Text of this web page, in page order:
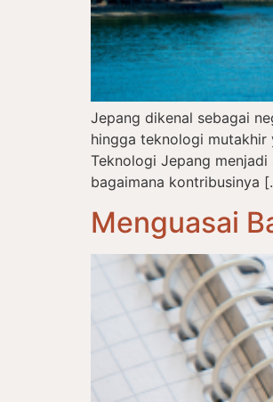
Jepang dikenal sebagai
hingga teknologi mutakhir
Teknologi Jepang
bagaimana kontribusinya
Menguasai